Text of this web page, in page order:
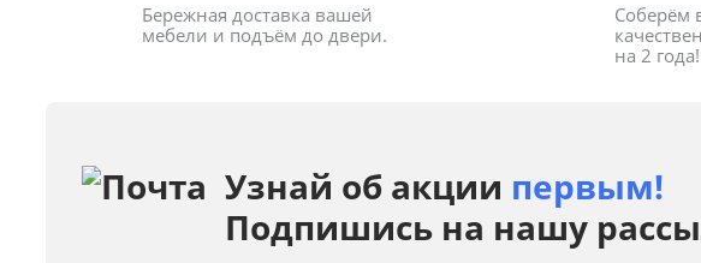
Бережная доставка вашей
мебели и подъём до двери.
Соберём
на 2 года!
Узнай об акции первым!
Подпишись на нашу